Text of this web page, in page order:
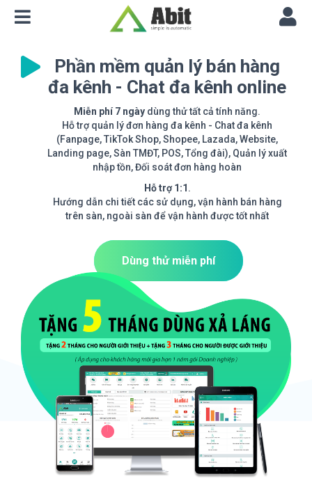
Phần mềm quản lý bán hàng
đa kênh - Chat đa kênh online
Miễn phí 7 ngày dùng thử tất cả tính năng.
Hỗ trợ quản lý đơn hàng đa kênh - Chat đa kênh
(Fanpage, TikTok Shop, Shopee, Lazada, Website,
Landing page, Sàn TMĐT, POS, Tổng đài), Quản lý xuất
nhập tồn, Đối soát đơn hàng hoàn
Hỗ trợ 1:1 .
Hướng dẫn chi tiết các sử dụng, vận hành bán hàng
trên sàn, ngoài sàn để vận hành được tốt nhất
Dùng thử miễn phí